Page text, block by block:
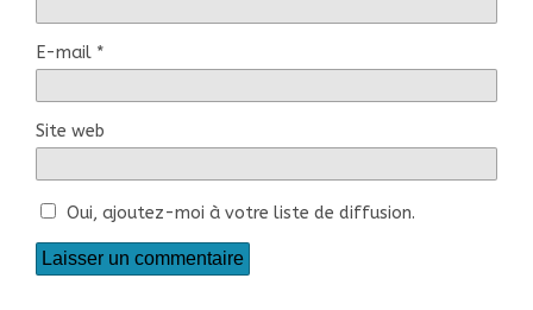
E-mail *
Site web
Oui, ajoutez-moi à votre liste de diffusion.